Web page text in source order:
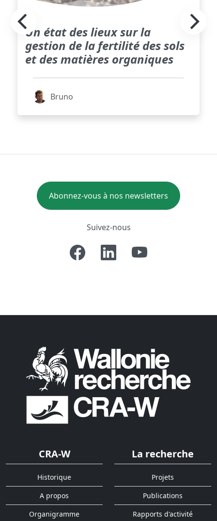
Un état des lieux sur la
gestion de la fertilité des sols
et des matières organiques
Bruno
Abonnez-vous à nos newsletters
Suivez-nous
CRA-W
Historique
A propos
Organigramme
La recherche
Projets
Publications
Rapports d'activité